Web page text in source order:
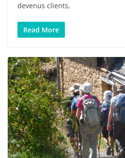
devenus clients,
Read More